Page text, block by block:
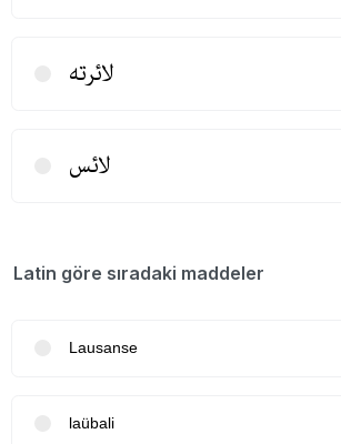
لائرته
لائس
Latin göre sıradaki maddeler
Lausanse
laübali